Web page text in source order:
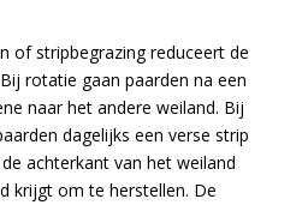
of stripbegrazing reduceert de
rotatie gaan paarden na een
naar het andere weiland. Bij
dagelijks een verse strip
achterkant van het weiland
krijgt om te herstellen. De